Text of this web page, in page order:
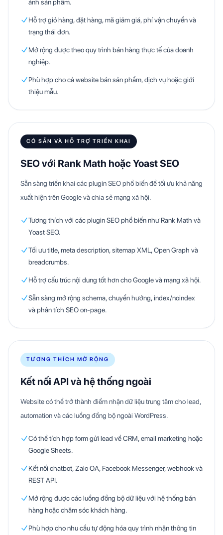
ảnh sản phẩm.
Hỗ trợ giỏ hàng, đặt hàng, mã giảm giá, phí vận chuyển và
trạng thái đơn.
Mở rộng được theo quy trình bán hàng thực tế của doanh
nghiệp.
Phù hợp cho cả website bán sản phẩm, dịch vụ hoặc giới
thiệu mẫu.
CÓ SẴN VÀ HỖ TRỢ TRIỂN KHAI
SEO với Rank Math hoặc Yoast SEO
Sẵn sàng triển khai các plugin SEO phổ biến để tối ưu khả năng
xuất hiện trên Google và chia sẻ mạng xã hội.
Tương thích với các plugin SEO phổ biến như Rank Math và
Yoast SEO.
Tối ưu title, meta description, sitemap XML, Open Graph và
breadcrumbs.
Hỗ trợ cấu trúc nội dung tốt hơn cho Google và mạng xã hội.
Sẵn sàng mở rộng schema, chuyển hướng, index/noindex
và phân tích SEO on-page.
TƯƠNG THÍCH MỞ RỘNG
Kết nối API và hệ thống ngoài
Website có thể trở thành điểm nhận dữ liệu trung tâm cho lead,
automation và các luồng đồng bộ ngoài WordPress.
Có thể tích hợp form gửi lead về CRM, email marketing hoặc
Google Sheets.
Kết nối chatbot, Zalo OA, Facebook Messenger, webhook và
REST API.
Mở rộng được các luồng đồng bộ dữ liệu với hệ thống bán
hàng hoặc chăm sóc khách hàng.
Phù hợp cho nhu cầu tự động hóa quy trình nhận thông tin